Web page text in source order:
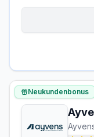
flexibel, täglich
kündbar
0 €
Neukundenbonus